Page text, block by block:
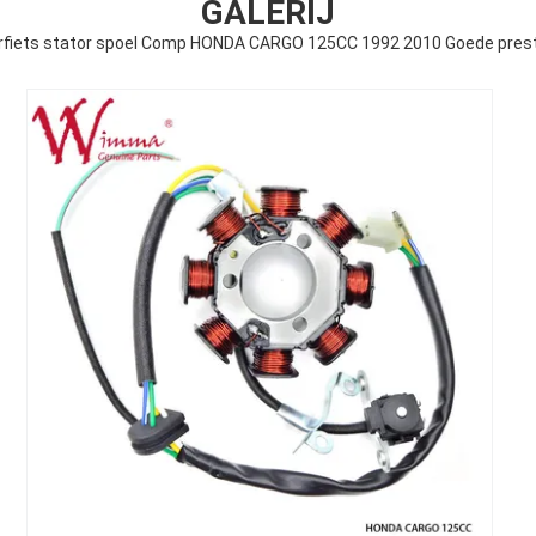
GALERIJ
stator spoel Comp HONDA CARGO 125CC 1992 2010 Goede